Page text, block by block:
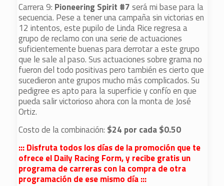
Carrera 9: Pioneering Spirit #7será mi base para la
secuencia. Pese a tener una campaña sin victorias en
12 intentos, este pupilo de Linda Rice regresa a
grupo de reclamo con una serie de actuaciones
suficientemente buenas para derrotar a este grupo
que le sale al paso. Sus actuaciones sobre grama no
fueron del todo positivas pero también es cierto que
sucedieron ante grupos mucho más complicados. Su
pedigree es apto para la superficie y confío en que
pueda salir victorioso ahora con la monta de José
Ortiz.
Costo de la combinación: $24 por cada $0.50
::: Disfruta todos los días de la promoción que te
ofreceel Daily Racing Form, y recibe gratis un
programa de carreras con la compra de otra
programación de ese mismo día :::